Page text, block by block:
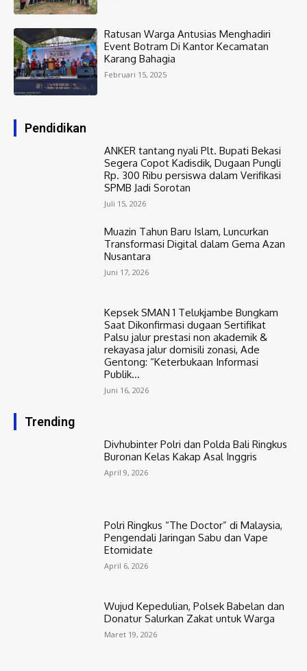
Ratusan Warga Antusias Menghadiri
Event Botram Di Kantor Kecamatan
Karang Bahagia
Februari 15, 2025
Pendidikan
ANKER tantang nyali Plt. Bupati Bekasi
Segera Copot Kadisdik, Dugaan Pungli
Rp. 300 Ribu persiswa dalam Verifikasi
SPMB Jadi Sorotan
Juli 15, 2026
Muazin Tahun Baru Islam, Luncurkan
Transformasi Digital dalam Gema Azan
Nusantara
Juni 17, 2026
Kepsek SMAN 1 Telukjambe Bungkam
Saat Dikonfirmasi dugaan Sertifikat
Palsu jalur prestasi non akademik &
rekayasa jalur domisili zonasi, Ade
Gentong: “Keterbukaan Informasi
Publik...
Juni 16, 2026
Trending
Divhubinter Polri dan Polda Bali Ringkus
Buronan Kelas Kakap Asal Inggris
April 9, 2026
Polri Ringkus “The Doctor” di Malaysia,
Pengendali Jaringan Sabu dan Vape
Etomidate
April 6, 2026
Wujud Kepedulian, Polsek Babelan dan
Donatur Salurkan Zakat untuk Warga
Maret 19, 2026